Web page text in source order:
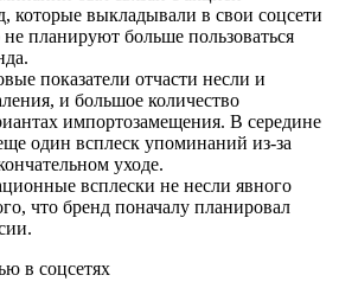
которые выкладывали в свои соцсети
планируют больше пользоваться
показатели отчасти несли и
и большое количество
импортозамещения. В середине
один всплеск упоминаний из-за
уходе.
всплески не несли явного
что бренд поначалу планировал
в соцсетях